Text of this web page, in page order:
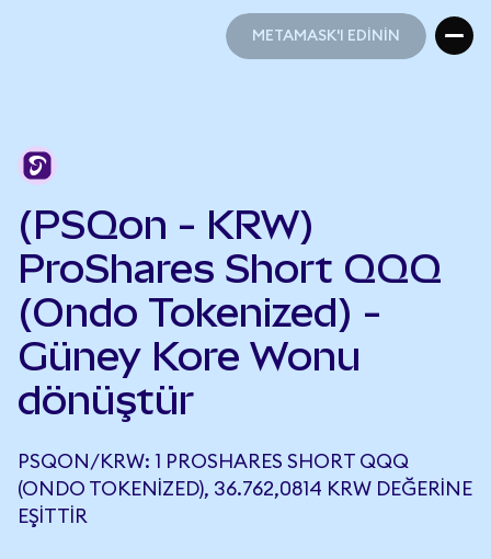
METAMASK'I EDİNİN
(PSQon - KRW)
ProShares Short QQQ
(Ondo Tokenized) -
Güney Kore Wonu
dönüştür
PSQON/KRW: 1 PROSHARES SHORT QQQ
(ONDO TOKENIZED), 36.762,0814 KRW DEĞERINE
EŞITTIR